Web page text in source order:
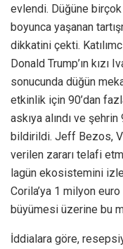
evlendi. Düğüne birçok
boyunca yaşanan
dikkatini çekti.
Donald Trump’ın kızı
sonucunda düğün
etkinlik için 90’dan
askıya alındı ve
bildirildi. Jeff Bezos,
verilen zararı telafi
lagün ekosistemini
Corila’ya 1 milyon
büyümesi üzerine bu
İddialara göre,